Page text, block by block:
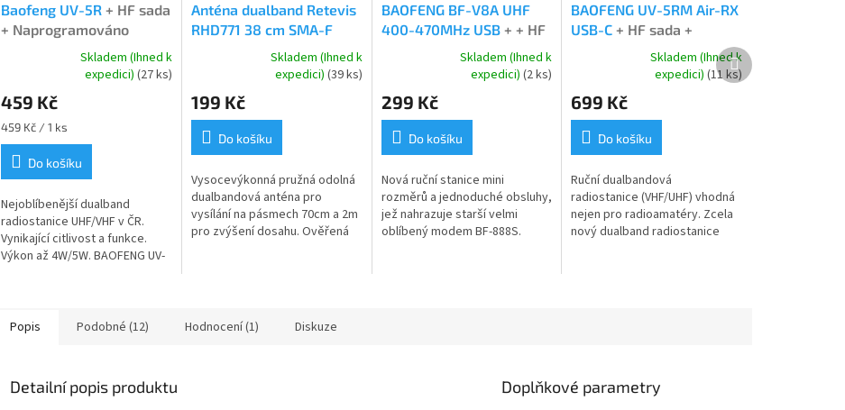
Baofeng UV-5R + HF sada
+ Naprogramováno
produktu
je
4,7
Skladem (Ihned k
expedici) (27 ks)
459 Kč
Měrná
cena:
459 Kč / 1 ks
Do košíku
Nejoblíbenější dualband
radiostanice UHF/VHF v ČR.
Vynikající citlivost a funkce.
Výkon až 4W/5W. BAOFENG UV-
Anténa dualband Retevis
RHD771 38 cm SMA-F
produktu
je
5,0
z
5
hvězdiček.
Skladem (Ihned k
expedici) (39 ks)
199 Kč
Do košíku
Vysocevýkonná pružná odolná
dualbandová anténa pro
vysílání na pásmech 70cm a 2m
pro zvýšení dosahu. Ověřená
BAOFENG BF-V8A UHF
400-470MHz USB + + HF
sada + Naprogramováno
produktu
je
4,9
z
5
hvězdiček.
Skladem (Ihned k
expedici)(2 ks)
299 Kč
Do košíku
Nová ruční stanice mini
rozměrů a jednoduché obsluhy,
jež nahrazuje starší velmi
oblíbený modem BF-888S.
BAOFENG UV-5RM Air-RX
USB-C+ HF sada +
Naprogramováno
produktu
je
4,8
z
5
hvězdiček.
Skladem (Ihned k
expedici)(11 ks)
699 Kč
Do košíku
Ruční dualbandová
radiostanice (VHF/UHF) vhodná
nejen pro radioamatéry. Zcela
nový dualband radiostanice
Další
produkt
Popis Podobné (12) Hodnocení (1) Diskuze
Detailní popis produktu Doplňkové parametry